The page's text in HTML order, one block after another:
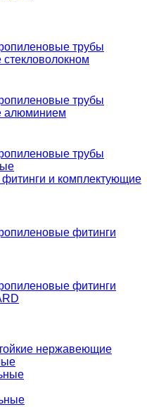
трубы
трубы
алюминием
трубы
и комплектующие
фитинги
фитинги
нержавеющие